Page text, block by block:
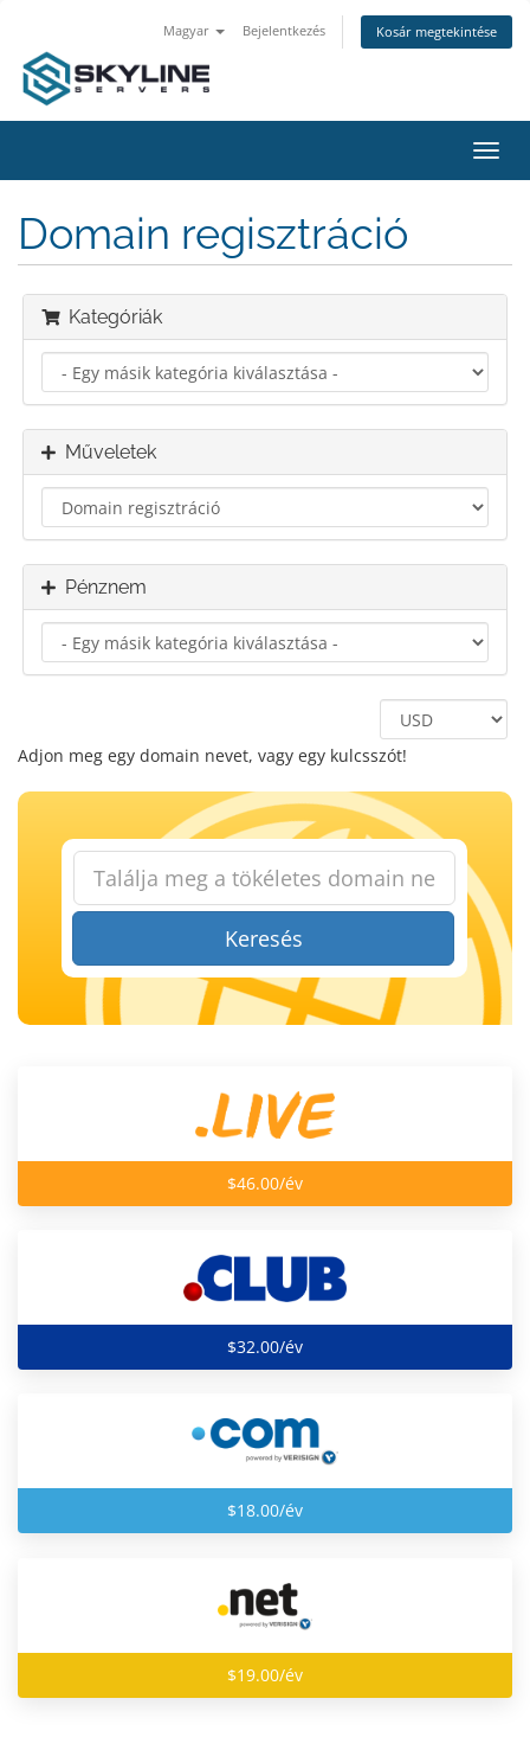
Magyar Bejelentkezés Kosár megtekintése
a
Domain regisztráció
Kategóriák
Műveletek
Pénznem
Adjon meg egy domain nevet, vagy egy kulcsszót!
Keresés
$46.00/év
$32.00/év
$18.00/év
$19.00/év